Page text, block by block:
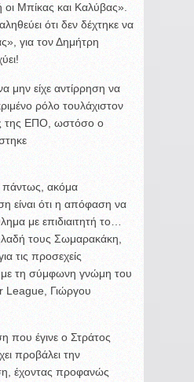
οι Μπίκας και Καλύβας».
ότι δεν δέχτηκε να
για τον Δημήτρη
μην είχε αντίρρηση να
ρόλο τουλάχιστον
της ΕΠΟ, ωστόσο ο
πάντως, ακόμα
είναι ότι η απόφαση να
με επιδιαιτητή το…
τους Σωμαρακάκη,
τις προσεχείς
με τη σύμφωνη γνώμη του
League, Γιώργου
που έγινε ο Στράτος
προβάλει την
έχοντας προφανώς